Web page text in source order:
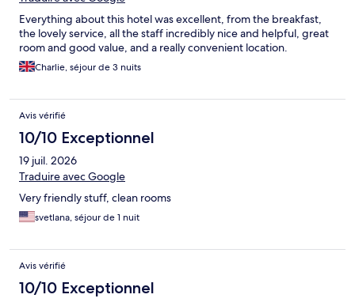
Everything about this hotel was excellent, from the breakfast,
the lovely service, all the staff incredibly nice and helpful, great
room and good value, and a really convenient location.
Charlie, séjour de 3 nuits
Avis vérifié
10/10 Exceptionnel
19 juil. 2026
Traduire avec Google
Very friendly stuff, clean rooms
svetlana, séjour de 1 nuit
Avis vérifié
10/10 Exceptionnel